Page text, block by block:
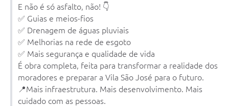
E não é só asfalto, não! 👇
✅ Guias e meios-fios
✅ Drenagem de águas pluviais
✅ Melhorias na rede de esgoto
✅ Mais segurança e qualidade de vida
É obra completa, feita para transformar a realidade dos
moradores e preparar a Vila São José para o futuro.
📍Mais infraestrutura. Mais desenvolvimento. Mais
cuidado com as pessoas.